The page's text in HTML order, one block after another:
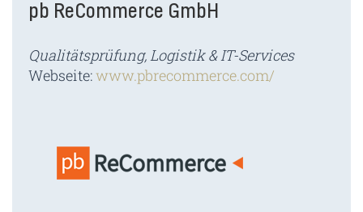
pb ReCommerce GmbH
Qualitätsprüfung, Logistik & IT-Services
Webseite:www.pbrecommerce.com/